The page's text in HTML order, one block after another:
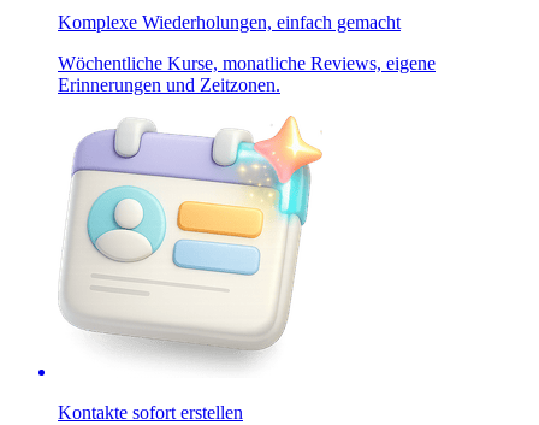
Komplexe Wiederholungen, einfach gemacht
Wöchentliche Kurse, monatliche Reviews, eigene
Erinnerungen und Zeitzonen.
Kontakte sofort erstellen